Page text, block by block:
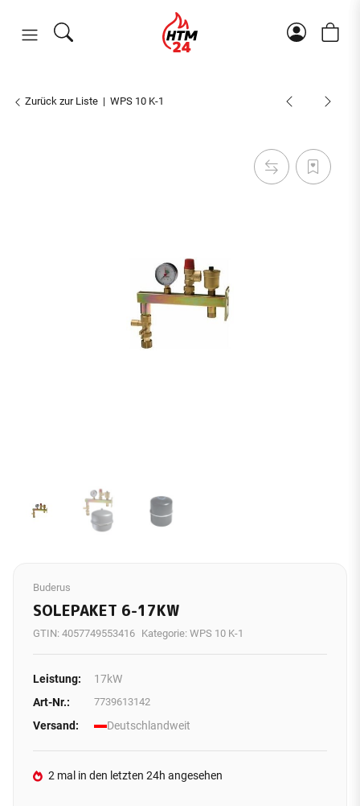
Zurück zur Liste WPS 10 K-1
Buderus
SOLEPAKET 6-17KW
GTIN: 4057749553416 Kategorie: WPS 10 K-1
Leistung:
17kW
Art-Nr.:
7739613142
Versand: Deutschlandweit
2 mal in den letzten 24h angesehen